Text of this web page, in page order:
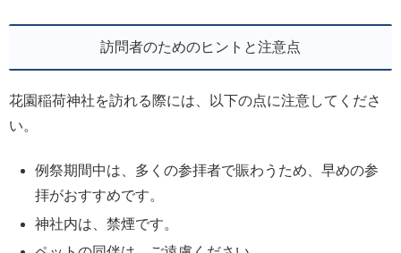
訪問者のためのヒントと注意点
花園稲荷神社を訪れる際には、以下の点に注意してくださ
い。
例祭期間中は、多くの参拝者で賑わうため、早めの参
拝がおすすめです。
神社内は、禁煙です。